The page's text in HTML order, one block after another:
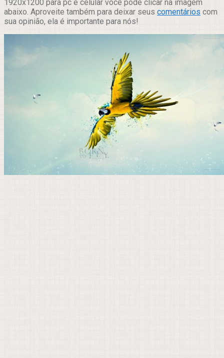
1920x1200 para pc e celular você pode clicar na imagem
abaixo. Aproveite também para deixar seus comentários com
sua opinião, ela é importante para nós!